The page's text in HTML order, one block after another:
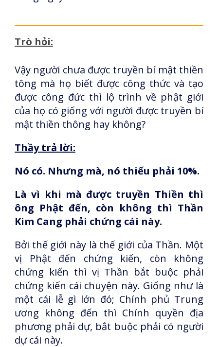
Trò hỏi:
Vậy người chưa được truyền bí mật thiền
tông mà họ biết được công thức và tạo
được công đức thì lộ trình về phật giới
của họ có giống với người được truyền bí
mật thiền thông hay không?
Thầy trả lời:
Nó có. Nhưng mà, nó thiếu phải 10%.
Là vì khi mà được truyền Thiền thì
ông Phật đến, còn không thì Thần
Kim Cang phải chứng cái này.
Bởi thế giới này là thế giới của Thần. Một
vị Phật đến chứng kiến, còn không
chứng kiến thì vị Thần bắt buộc phải
chứng kiến cái chuyện này. Giống như là
một cái lễ gì lớn đó; Chính phủ Trung
ương không đến thì Chính quyền địa
phương phải dự, bắt buộc phải có người
dự cái này.